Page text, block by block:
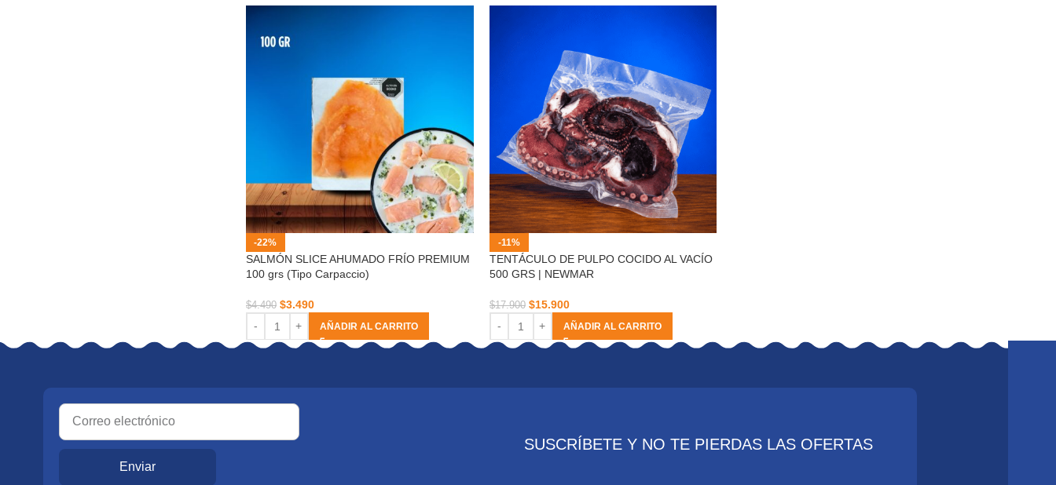
-22%
SALMÓN SLICE AHUMADO FRÍO PREMIUM
100 grs (Tipo Carpaccio)
$4.490 $3.490
AÑADIR AL CARRITO
-11%
TENTÁCULO DE PULPO COCIDO AL VACÍO
500 GRS | NEWMAR
$17.900 $15.900
AÑADIR AL CARRITO
Enviar
SUSCRÍBETE Y NO TE PIERDAS LAS OFERTAS